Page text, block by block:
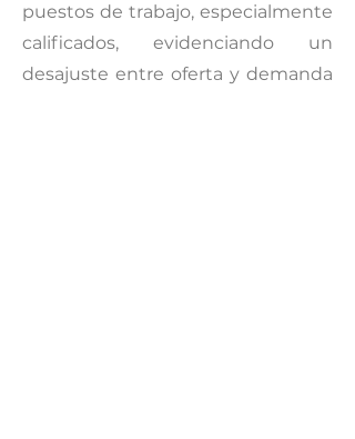
puestos de trabajo, especialmente
calificados, evidenciando un
desajuste entre oferta y demanda